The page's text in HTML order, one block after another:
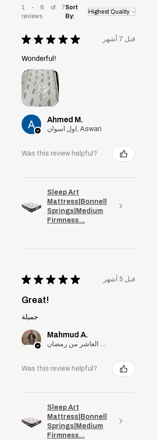
1 - 6 of 7
reviews
Sort
By:
★ ★ ★ ★ ★ قبل 7 أشهر
Wonderful!
Ahmed M.
اول اسوان, Aswan
Was this review helpful?
Sleep Art
Mattress|Bonnell
Springs|Medium
Firmness...
★ ★ ★ ★ ★ قبل 5 أشهر
Great!
جميلة
Mahmud A.
Was this review helpful?
Sleep Art
Mattress|Bonnell
Springs|Medium
Firmness...